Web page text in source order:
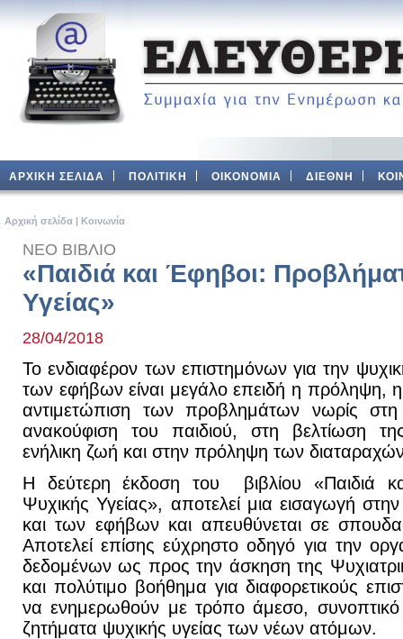
ΑΡΧΙΚΗ ΣΕΛΙΔΑ ΠΟΛΙΤΙΚΗ ΟΙΚΟΝΟΜΙΑ ΔΙΕΘΝΗ
Aρχική σελίδα | Κοινωνία
ΝΕΟ ΒΙΒΛΙΟ
«Παιδιά και Έφηβοι:
Υγείας»
28/04/2018
Το ενδιαφέρον των επιστημόνων για την
των εφήβων είναι μεγάλο επειδή η πρόληψη,
αντιμετώπιση των προβλημάτων νωρίς
ανακούφιση του παιδιού, στη βελτίωση της
ενήλικη ζωή και στην πρόληψη των
Η δεύτερη έκδοση του βιβλίου «Παιδιά
Ψυχικής Υγείας», αποτελεί μια εισαγωγή
και των εφήβων και απευθύνεται σε
Αποτελεί επίσης εύχρηστο οδηγό για την
δεδομένων ως προς την άσκηση της
και πολύτιμο βοήθημα για διαφορετικούς
να ενημερωθούν με τρόπο άμεσο, συνοπτικό
ζητήματα ψυχικής υγείας των νέων ατόμων.